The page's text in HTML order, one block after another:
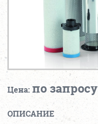
Цена: по запросу
ОПИСАНИЕ